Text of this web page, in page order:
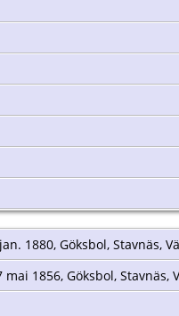
1880, Göksbol, Stavnäs,
mai 1856, Göksbol, Stavnäs,